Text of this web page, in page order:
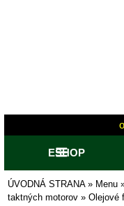
ESHOP
ÚVODNÁ STRANA» Menu
taktných motorov » Olejové